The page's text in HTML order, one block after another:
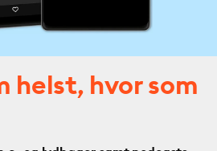
helst, hvor som